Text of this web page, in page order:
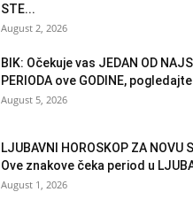
STE...
August 2, 2026
BIK: Očekuje vas JEDAN OD
PERIODA ove GODINE,
August 5, 2026
LJUBAVNI HOROSKOP ZA NOVU
Ove znakove čeka period u
August 1, 2026